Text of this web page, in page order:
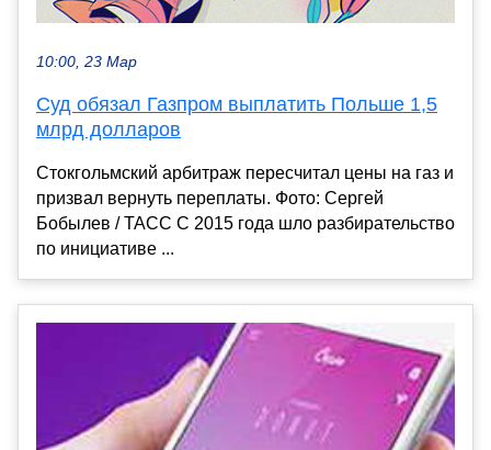
10:00, 23 Мар
Суд обязал Газпром выплатить Польше 1,5
млрд долларов
Стокгольмский арбитраж пересчитал цены на газ и
призвал вернуть переплаты. Фото: Сергей
Бобылев / ТАСС С 2015 года шло разбирательство
по инициативе ...